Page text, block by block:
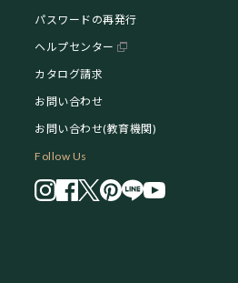
パスワードの再発行
ヘルプセンター
カタログ請求
お問い合わせ
お問い合わせ(教育機関)
Follow Us